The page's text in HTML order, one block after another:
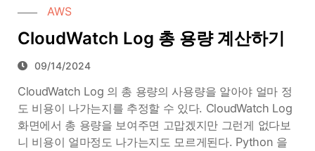
AWS
CloudWatch Log 총 용량 계산하기
09/14/2024
CloudWatch Log 의 총 용량의 사용량을 알아야 얼마 정
도 비용이 나가는지를 추정할 수 있다. CloudWatch Log
화면에서 총 용량을 보여주면 고맙겠지만 그런게 없다보
니 비용이 얼마정도 나가는지도 모르게된다. Python 을